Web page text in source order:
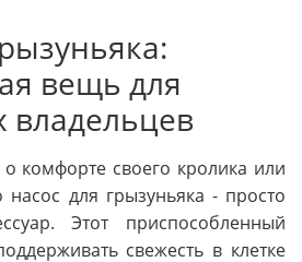
вещь для
владельцев
о комфорте своего кролика или
насос для грызуньяка - просто
Этот приспособленный
свежесть в клетке